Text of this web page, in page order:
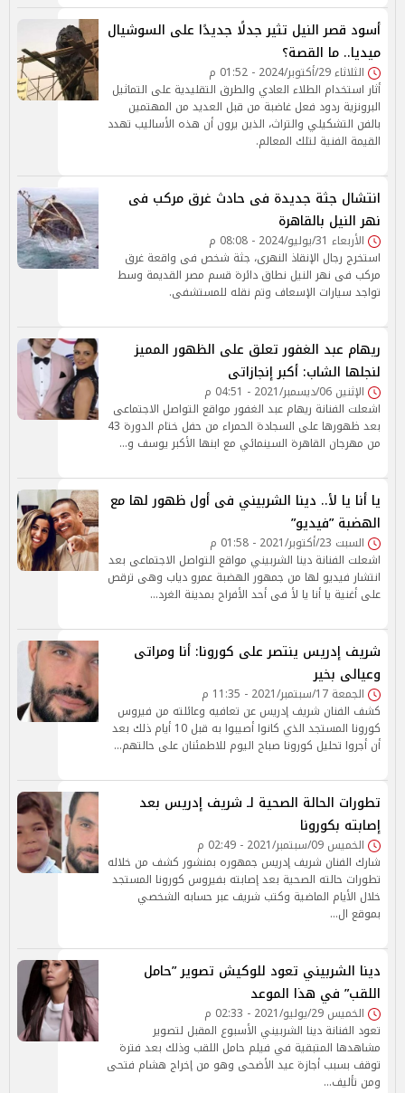
أسود قصر النيل تثير جدلًا جديدًا على السوشيال
ميديا.. ما القصة؟
الثلاثاء 29/أكتوبر/2024 - 01:52 م
أثار استخدام الطلاء العادي والطرق التقليدية على التماثيل
البرونزية ردود فعل غاضبة من قبل العديد من المهتمين
بالفن التشكيلي والتراث، الذين يرون أن هذه الأساليب تهدد
القيمة الفنية لتلك المعالم.
انتشال جثة جديدة فى حادث غرق مركب فى
نهر النيل بالقاهرة
الأربعاء 31/يوليو/2024 - 08:08 م
استخرج رجال الإنقاذ النهرى، جثة شخص فى واقعة غرق
مركب فى نهر النيل نطاق دائرة قسم مصر القديمة وسط
تواجد سيارات الإسعاف وتم نقله للمستشفى.
ريهام عبد الغفور تعلق على الظهور المميز
لنجلها الشاب: أكبر إنجازاتى
الإثنين 06/ديسمبر/2021 - 04:51 م
اشعلت الفنانة ريهام عبد الغفور مواقع التواصل الاجتماعى
بعد ظهورها على السجادة الحمراء من حفل ختام الدورة 43
من مهرجان القاهرة السينمائي مع ابنها الأكبر يوسف و…
يا أنا يا لأ.. دينا الشربيني فى أول ظهور لها مع
الهضبة ”فيديو”
السبت 23/أكتوبر/2021 - 01:58 م
اشعلت الفنانة دينا الشربيني مواقع التواصل الاجتماعى بعد
انتشار فيديو لها من جمهور الهضبة عمرو دياب وهى ترقص
على أغنية يا أنا يا لأ فى أحد الأفراح بمدينة الغرد…
شريف إدريس ينتصر على كورونا: أنا ومراتى
وعيالى بخير
الجمعة 17/سبتمبر/2021 - 11:35 م
كشف الفنان شريف إدريس عن تعافيه وعائلته من فيروس
كورونا المستجد الذي كانوا أصيبوا به قبل 10 أيام ذلك بعد
أن أجروا تحليل كورونا صباح اليوم للاطمئنان على حالتهم…
تطورات الحالة الصحية لـ شريف إدريس بعد
إصابته بكورونا
الخميس 09/سبتمبر/2021 - 02:49 م
شارك الفنان شريف إدريس جمهوره بمنشور كشف من خلاله
تطورات حالته الصحية بعد إصابته بفيروس كورونا المستجد
خلال الأيام الماضية وكتب شريف عبر حسابه الشخصي
بموقع ال…
دينا الشربيني تعود للوكيش تصوير ”حامل
اللقب” في هذا الموعد
الخميس 29/يوليو/2021 - 02:33 م
تعود الفنانة دينا الشربيني الأسبوع المقبل لتصوير
مشاهدها المتبقية في فيلم حامل اللقب وذلك بعد فترة
توقف بسبب أجازة عيد الأضحى وهو من إخراج هشام فتحى
ومن تأليف…